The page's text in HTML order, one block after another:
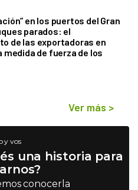
en los puertos del Gran
parados: el
de las exportadoras en
de fuerza de los
Ver más >
y vos
una historia para
conocerla